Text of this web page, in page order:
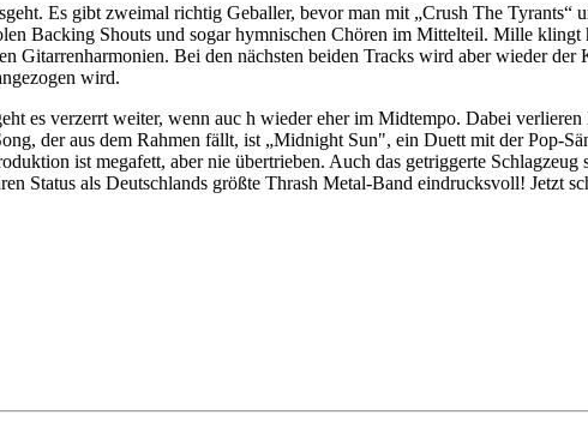
Es gibt zweimal richtig Geballer, bevor man mit „Crush The Tyrants“
Backing Shouts und sogar hymnischen Chören im Mittelteil. Mille klingt
Bei den nächsten beiden Tracks wird aber wieder der
wird.
es verzerrt weiter, wenn auc h wieder eher im Midtempo. Dabei verlieren
der aus dem Rahmen fällt, ist „Midnight Sun", ein Duett mit der Pop-
ist megafett, aber nie übertrieben. Auch das getriggerte
Status als Deutschlands größte Thrash Metal-Band eindrucksvoll! Jetzt